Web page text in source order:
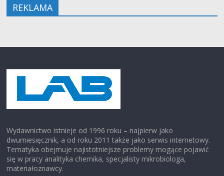
REKLAMA
Wydawnictwo istnieje od 1996 roku – najpierw jako
dwumiesięcznik, a od roku 2011 także jako serwis internetowy.
Tematyka obejmuje najistotniejsze problemy mogące pojawić
się w pracy analityka chemika, specjalisty mikrobiologa,
materiałoznawcy.